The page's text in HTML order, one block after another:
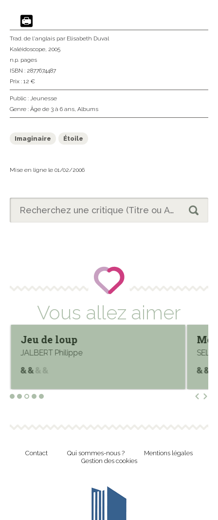
Trad. de l'anglais par Elisabeth Duval
Kaléidoscope, 2005
n.p. pages
ISBN : 2877674487
Prix : 12 €
Public : Jeunesse
Genre : Âge de 3 à 6 ans, Albums
Imaginaire Étoile
Mise en ligne le 01/02/2006
Vous allez aimer
Jeu de loup
JALBERT Philippe
Contact Qui sommes-nous ?
Mentions légales
Gestion des cookies